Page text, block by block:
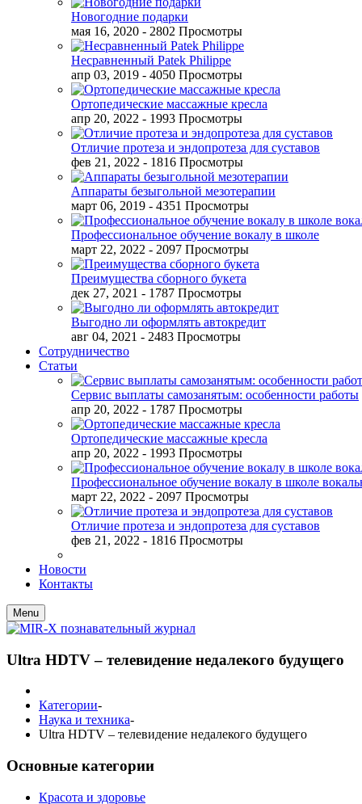
Новогодние подарки
мая 16, 2020 - 2802 Просмотры
Несравненный Patek Philippe
апр 03, 2019 - 4050 Просмотры
Ортопедические массажные кресла
апр 20, 2022 - 1993 Просмотры
Отличие протеза и эндопротеза для суставов
фев 21, 2022 - 1816 Просмотры
Аппараты безыгольной мезотерапии
март 06, 2019 - 4351 Просмотры
Профессиональное обучение вокалу в школе
март 22, 2022 - 2097 Просмотры
Преимущества сборного букета
дек 27, 2021 - 1787 Просмотры
Выгодно ли оформлять автокредит
авг 04, 2021 - 2483 Просмотры
Сотрудничество
Статьи
Сервис выплаты самозанятым: особенности работы
апр 20, 2022 - 1787 Просмотры
Ортопедические массажные кресла
апр 20, 2022 - 1993 Просмотры
Профессиональное обучение вокалу в школе
март 22, 2022 - 2097 Просмотры
Отличие протеза и эндопротеза для суставов
фев 21, 2022 - 1816 Просмотры
Новости
Контакты
Menu
Ultra HDTV – телевидение недалекого будущего
Категории-
Наука и техника-
Ultra HDTV – телевидение недалекого будущего
Основные категории
Красота и здоровье